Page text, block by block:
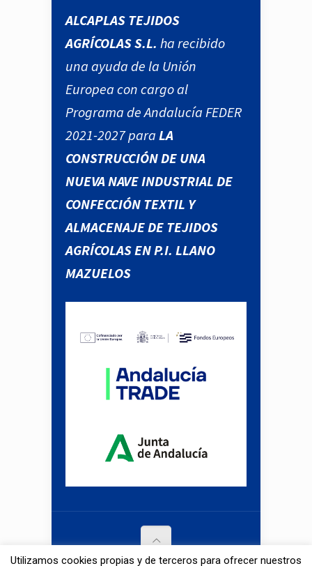
ALCAPLAS TEJIDOS
AGRÍCOLAS S.L. ha recibido
una ayuda de la Unión
Europea con cargo al
Programa de Andalucía FEDER
2021-2027 para LA
CONSTRUCCIÓN DE UNA
NUEVA NAVE INDUSTRIAL DE
CONFECCIÓN TEXTIL Y
ALMACENAJE DE TEJIDOS
AGRÍCOLAS EN P.I. LLANO
MAZUELOS
Utilizamos cookies propias y de terceros para ofrecer nuestros